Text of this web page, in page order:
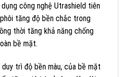
công nghệ Utrashield tiên
tăng độ bền chắc trong
thời tăng khả năng chống
bề mặt.
trì độ bền màu, của bề mặt